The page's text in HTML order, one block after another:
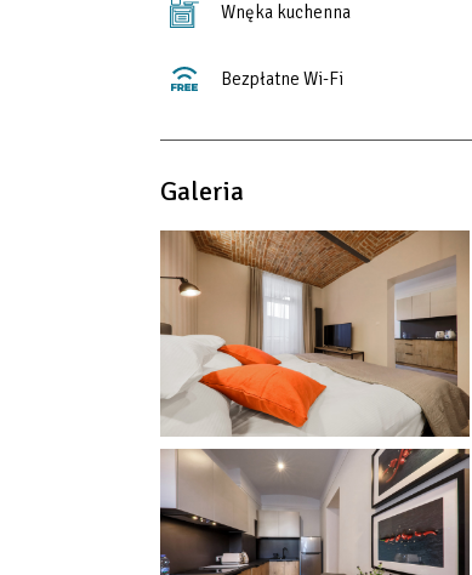
Udogodnienia w
• aneks kuchenny
• część wypoczynkowa
• ogrzewanie
• garderoba
• kanały satelitarne
• kanały kablowe
• telewizor z płaskim ekranem
• prywatne wejście
• drewniana podłoga lub parkiet
• część jadalna
• czajnik elektryczny
• przybory kuchenne
• szafa lub garderoba
Wnęka kuchenna
Bezpłatne Wi-Fi
Galeria